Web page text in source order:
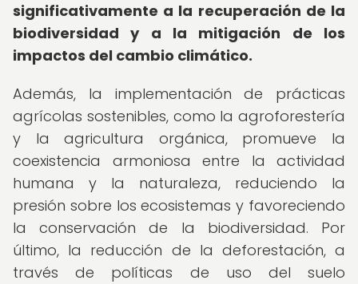
significativamente a la recuperación de la
biodiversidad y a la mitigación de los
impactos del cambio climático.
Además, la implementación de prácticas
agrícolas sostenibles, como la agroforestería
y la agricultura orgánica, promueve la
coexistencia armoniosa entre la actividad
humana y la naturaleza, reduciendo la
presión sobre los ecosistemas y favoreciendo
la conservación de la biodiversidad. Por
último, la reducción de la deforestación, a
través de políticas de uso del suelo